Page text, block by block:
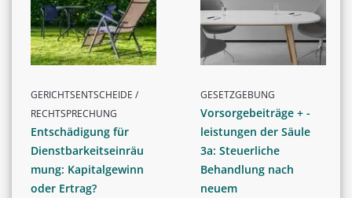
GERICHTSENTSCHEIDE /
RECHTSPRECHUNG
Entschädigung für
Dienstbarkeitseinräu
mung: Kapitalgewinn
oder Ertrag?
GESETZGEBUNG
Vorsorgebeiträge + -
leistungen der Säule
3a: Steuerliche
Behandlung nach
neuem